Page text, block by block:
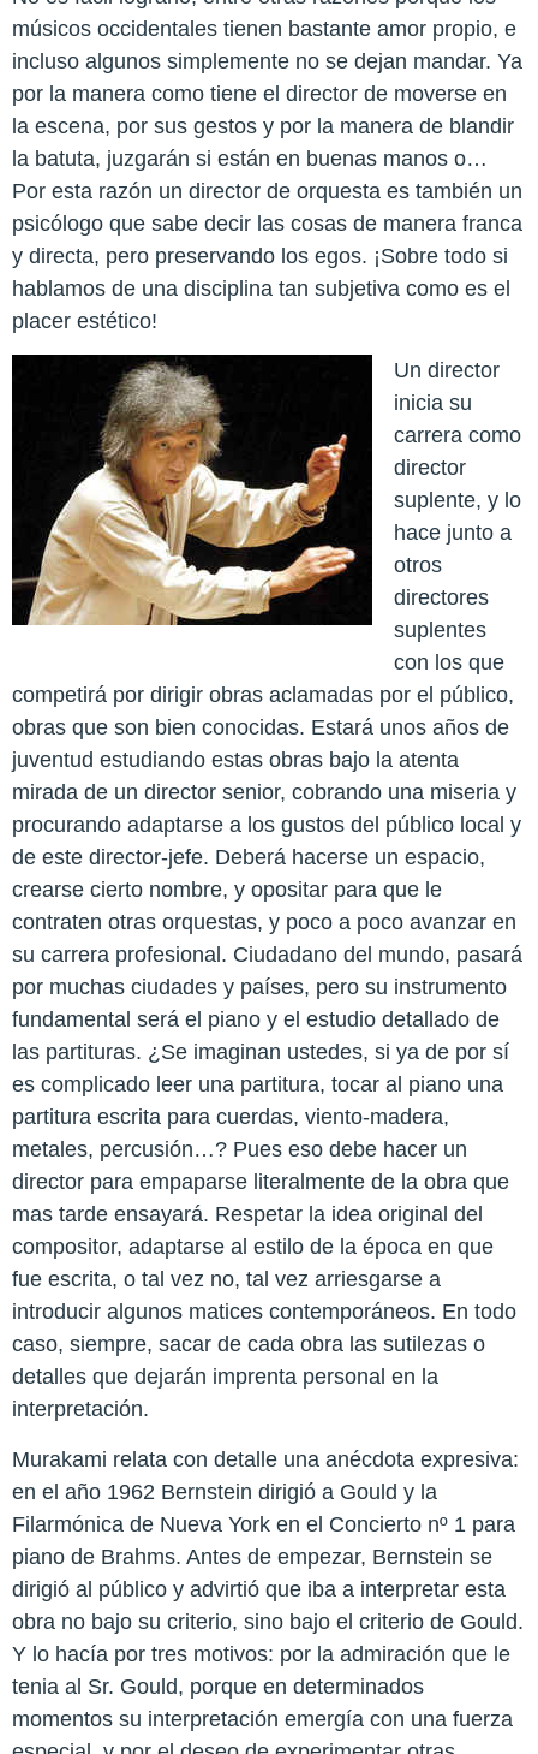
músicos occidentales tienen bastante amor propio, e
incluso algunos simplemente no se dejan mandar. Ya
por la manera como tiene el director de moverse en
la escena, por sus gestos y por la manera de blandir
la batuta, juzgarán si están en buenas manos o…
Por esta razón un director de orquesta es también un
psicólogo que sabe decir las cosas de manera franca
y directa, pero preservando los egos. ¡Sobre todo si
hablamos de una disciplina tan subjetiva como es el
placer estético!
Un director
inicia su
carrera como
director
suplente, y lo
hace junto a
otros
directores
suplentes
con los que
competirá por dirigir obras aclamadas por el público,
obras que son bien conocidas. Estará unos años de
juventud estudiando estas obras bajo la atenta
mirada de un director senior, cobrando una miseria y
procurando adaptarse a los gustos del público local y
de este director-jefe. Deberá hacerse un espacio,
crearse cierto nombre, y opositar para que le
contraten otras orquestas, y poco a poco avanzar en
su carrera profesional. Ciudadano del mundo, pasará
por muchas ciudades y países, pero su instrumento
fundamental será el piano y el estudio detallado de
las partituras. ¿Se imaginan ustedes, si ya de por sí
es complicado leer una partitura, tocar al piano una
partitura escrita para cuerdas, viento-madera,
metales, percusión…? Pues eso debe hacer un
director para empaparse literalmente de la obra que
mas tarde ensayará. Respetar la idea original del
compositor, adaptarse al estilo de la época en que
fue escrita, o tal vez no, tal vez arriesgarse a
introducir algunos matices contemporáneos. En todo
caso, siempre, sacar de cada obra las sutilezas o
detalles que dejarán imprenta personal en la
interpretación.
Murakami relata con detalle una anécdota expresiva:
en el año 1962 Bernstein dirigió a Gould y la
Filarmónica de Nueva York en el Concierto nº 1 para
piano de Brahms. Antes de empezar, Bernstein se
dirigió al público y advirtió que iba a interpretar esta
obra no bajo su criterio, sino bajo el criterio de Gould.
Y lo hacía por tres motivos: por la admiración que le
tenia al Sr. Gould, porque en determinados
momentos su interpretación emergía con una fuerza